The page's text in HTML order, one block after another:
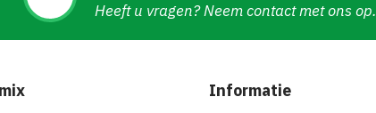
Heeft u vragen? Neem contact met ons op.
Informatie